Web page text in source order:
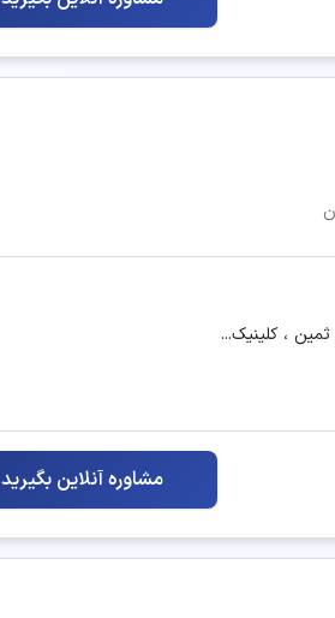
، کلینیک...
مشاوره آنلاین بگیرید